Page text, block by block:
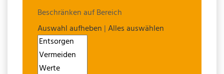
Beschränken auf Bereich
Auswahl aufheben |Alles auswählen